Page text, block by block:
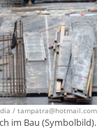
/ tampatra@hotmail.com
im Bau (Symbolbild).